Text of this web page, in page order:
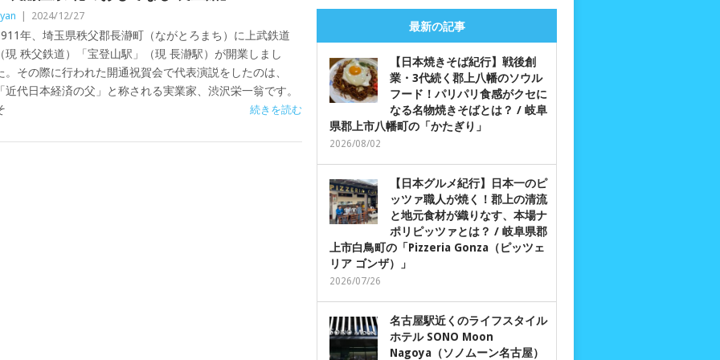
2024/12/27
年、埼玉県秩父郡長瀞町（ながとろまち）に上武鉄道
現 秩父鉄道）「宝登山駅」（現 長瀞駅）が開業しまし
。その際に行われた開通祝賀会で代表演説をしたのは、
近代日本経済の父」と称される実業家、渋沢栄一翁です。
続きを読む
最新の記事
【日本焼きそば紀行】戦後創
業・3代続く郡上八幡のソウル
フード！パリパリ食感がクセに
なる名物焼きそばとは？ / 岐阜
県郡上市八幡町の「かたぎり」
2026/08/02
【日本グルメ紀行】日本一のピ
ッツァ職人が焼く！郡上の清流
と地元食材が織りなす、本場ナ
ポリピッツァとは？ / 岐阜県郡
上市白鳥町の「Pizzeria Gonza（ピッツェ
リア ゴンザ）」
2026/07/26
名古屋駅近くのライフスタイル
ホテル SONO Moon
Nagoya（ソノムーン名古屋）